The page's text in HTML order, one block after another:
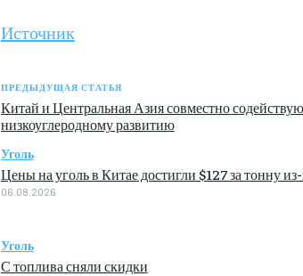
Источник
ПРЕДЫДУЩАЯ СТАТЬЯ
Китай и Центральная Азия совместно
низкоуглеродному развитию
Уголь
Цены на уголь в Китае достигли $127 за тонну
06.08.2026
Уголь
С топлива сняли скидки